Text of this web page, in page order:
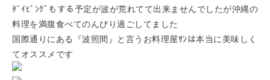
ﾀﾞｲﾋﾞﾝｸﾞもする予定が波が荒れてて出来ませんでしたが沖縄の
料理を満腹食べてのんびり過ごしてました
国際通りにある『波照間』と言うお料理屋ｻﾝは本当に美味しく
てオススメです